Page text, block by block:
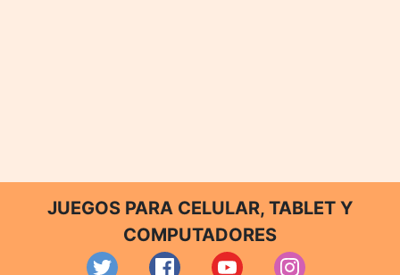
JUEGOS PARA CELULAR, TABLET Y
COMPUTADORES